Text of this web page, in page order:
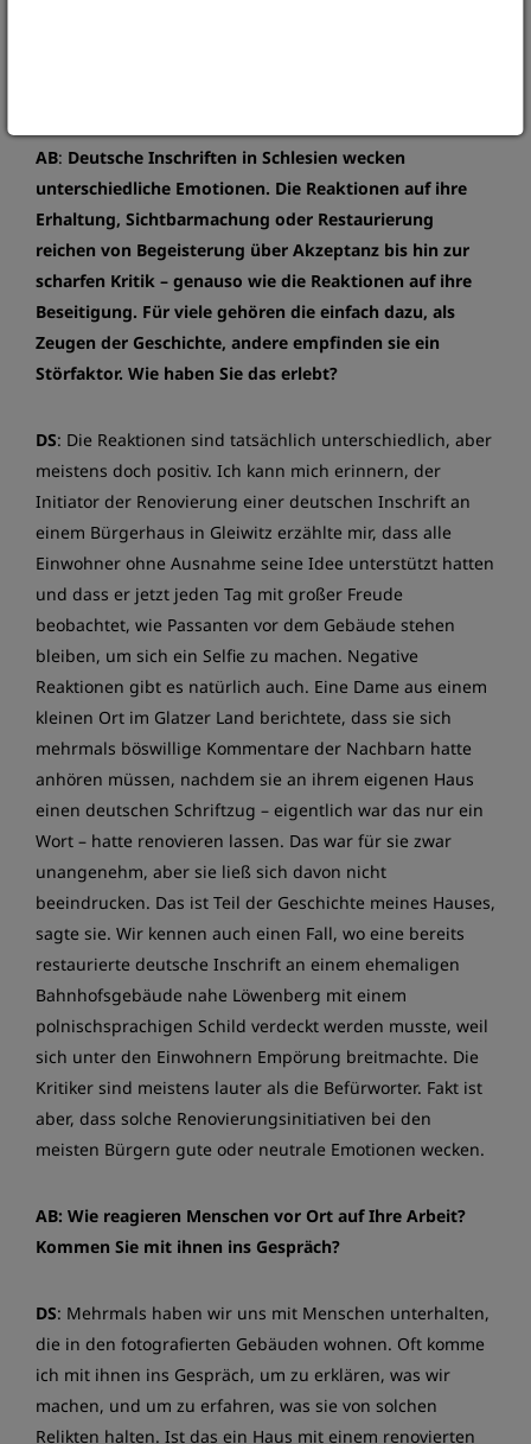
AB: Deutsche Inschriften in Schlesien wecken
unterschiedliche Emotionen. Die Reaktionen auf ihre
Erhaltung, Sichtbarmachung oder Restaurierung
reichen von Begeisterung über Akzeptanz bis hin zur
scharfen Kritik – genauso wie die Reaktionen auf ihre
Beseitigung. Für viele gehören die einfach dazu, als
Zeugen der Geschichte, andere empfinden sie ein
Störfaktor. Wie haben Sie das erlebt?
DS: Die Reaktionen sind tatsächlich unterschiedlich, aber
meistens doch positiv. Ich kann mich erinnern, der
Initiator der Renovierung einer deutschen Inschrift an
einem Bürgerhaus in Gleiwitz erzählte mir, dass alle
Einwohner ohne Ausnahme seine Idee unterstützt hatten
und dass er jetzt jeden Tag mit großer Freude
beobachtet, wie Passanten vor dem Gebäude stehen
bleiben, um sich ein Selfie zu machen. Negative
Reaktionen gibt es natürlich auch. Eine Dame aus einem
kleinen Ort im Glatzer Land berichtete, dass sie sich
mehrmals böswillige Kommentare der Nachbarn hatte
anhören müssen, nachdem sie an ihrem eigenen Haus
einen deutschen Schriftzug – eigentlich war das nur ein
Wort – hatte renovieren lassen. Das war für sie zwar
unangenehm, aber sie ließ sich davon nicht
beeindrucken. Das ist Teil der Geschichte meines Hauses,
sagte sie. Wir kennen auch einen Fall, wo eine bereits
restaurierte deutsche Inschrift an einem ehemaligen
Bahnhofsgebäude nahe Löwenberg mit einem
polnischsprachigen Schild verdeckt werden musste, weil
sich unter den Einwohnern Empörung breitmachte. Die
Kritiker sind meistens lauter als die Befürworter. Fakt ist
aber, dass solche Renovierungsinitiativen bei den
meisten Bürgern gute oder neutrale Emotionen wecken.
AB: Wie reagieren Menschen vor Ort auf Ihre Arbeit?
Kommen Sie mit ihnen ins Gespräch?
DS: Mehrmals haben wir uns mit Menschen unterhalten,
die in den fotografierten Gebäuden wohnen. Oft komme
ich mit ihnen ins Gespräch, um zu erklären, was wir
machen, und um zu erfahren, was sie von solchen
Relikten halten. Ist das ein Haus mit einem renovierten